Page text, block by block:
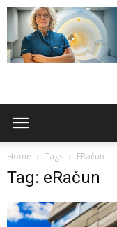
Home Tags ERačun
Tag: eRačun